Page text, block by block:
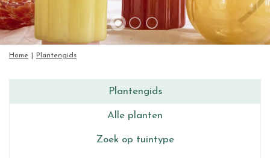
n
t
Home Plantengids
Plantengids
Alle planten
Zoek op tuintype